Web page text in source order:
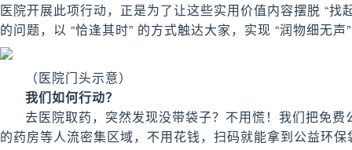
医院开展此项行动，正是为了让这些实用价值内容摆脱 “找
的问题，以 “恰逢其时” 的方式触达大家，实现 “润物细无声
（医院门头示意）
我们如何行动？
去医院取药，突然发现没带袋子？不用慌！我们把免费
的药房等人流密集区域，不用花钱，扫码就能拿到公益环